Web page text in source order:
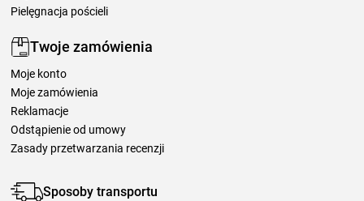
Pielęgnacja pościeli
Twoje zamówienia
Moje konto
Moje zamówienia
Reklamacje
Odstąpienie od umowy
Zasady przetwarzania recenzji
Sposoby transportu